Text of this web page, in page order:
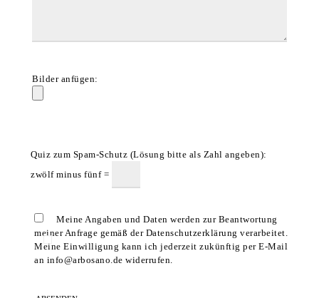
Bilder anfügen:
Quiz zum Spam-Schutz (Lösung bitte als Zahl angeben):
zwölf minus fünf =
Meine Angaben und Daten werden zur Beantwortung
meiner Anfrage gemäß der Datenschutzerklärung verarbeitet.
Meine Einwilligung kann ich jederzeit zukünftig per E-Mail
an info@arbosano.de widerrufen.